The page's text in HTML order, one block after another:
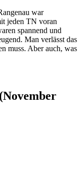
war
jeden TN voran
spannend und
Man verlässt das
muss. Aber auch, was